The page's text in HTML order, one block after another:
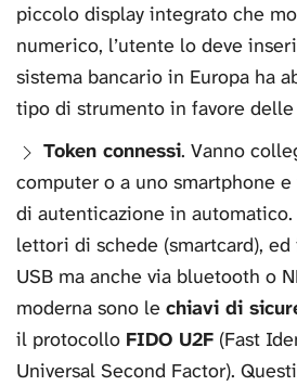
piccolo display integrato che
numerico, l’utente lo deve
sistema bancario in Europa ha
tipo di strumento in favore delle
Token connessi. Vanno
computer o a uno smartphone
di autenticazione in
lettori di schede (smartcard),
USB ma anche via bluetooth o
moderna sono le chiavi di
il protocollo FIDO U2F (Fast
Universal Second Factor).